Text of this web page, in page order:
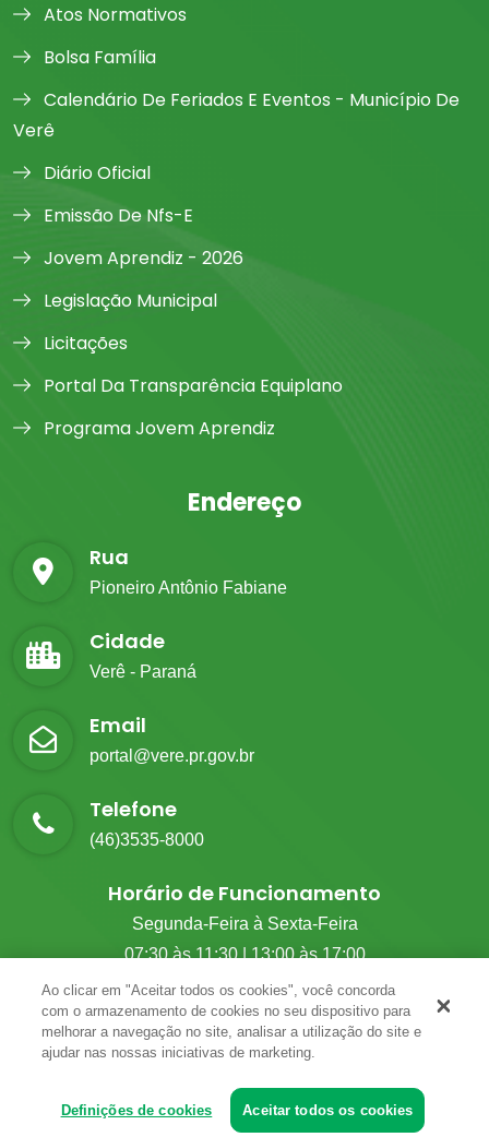
Atos Normativos
Bolsa Família
Calendário De Feriados E Eventos - Município De
Verê
Diário Oficial
Emissão De Nfs-E
Jovem Aprendiz - 2026
Legislação Municipal
Licitações
Portal Da Transparência Equiplano
Programa Jovem Aprendiz
Endereço
Rua
Pioneiro Antônio Fabiane
Cidade
Verê - Paraná
Email
portal@vere.pr.gov.br
Telefone
(46)3535-8000
Horário de Funcionamento
Segunda-Feira à Sexta-Feira
07:30 às 11:30 | 13:00 às 17:00
© 2026 G.M Tecnologia. Todos Os Direitos Reservados.
Ao clicar em "Aceitar todos os cookies", você concorda
com o armazenamento de cookies no seu dispositivo para
melhorar a navegação no site, analisar a utilização do site e
ajudar nas nossas iniciativas de marketing.
Definições de cookies Aceitar todos os cookies